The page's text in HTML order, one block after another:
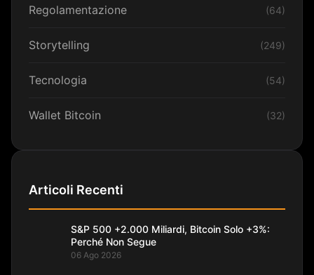
Regolamentazione (64)
Storytelling (249)
Tecnologia (54)
Wallet Bitcoin (32)
Articoli Recenti
S&P 500 +2.000 Miliardi, Bitcoin Solo +3%:
Perché Non Segue
06 Ago 2026